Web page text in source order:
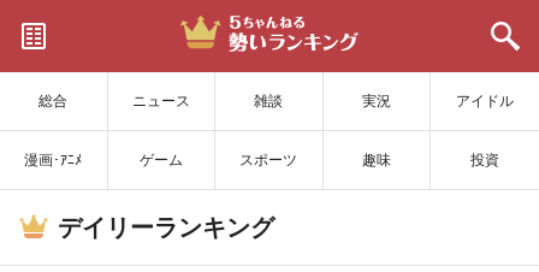
総合 ニュース 雑談 実況 アイドル
漫画･ｱﾆﾒ ゲーム スポーツ 趣味 投資
サイトを更新
デイリーランキング